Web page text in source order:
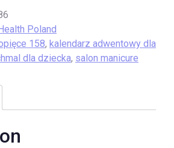
Poland
158, kalendarz adwentowy dla
dla dziecka, salon manicure